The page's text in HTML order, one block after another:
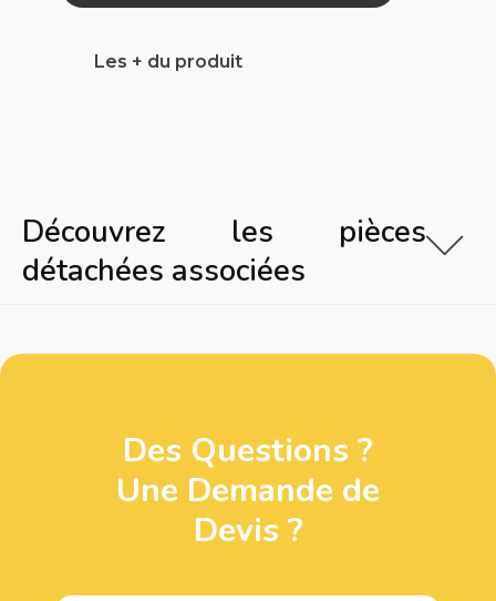
Les + du produit
Découvrez les pièces
détachées associées
Des Questions ?
Une Demande de
Devis ?